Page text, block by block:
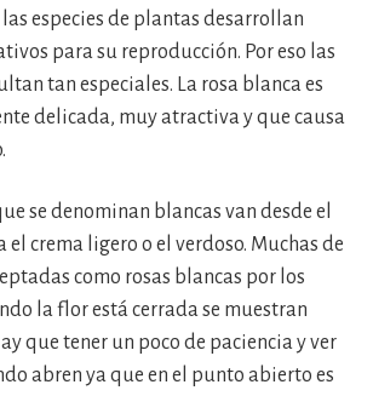
especies de plantas desarrollan
para su reproducción. Por eso las
tan especiales. La rosa blanca es
delicada, muy atractiva y que causa
se denominan blancas van desde el
el crema ligero o el verdoso. Muchas de
como rosas blancas por los
la flor está cerrada se muestran
que tener un poco de paciencia y ver
abren ya que en el punto abierto es